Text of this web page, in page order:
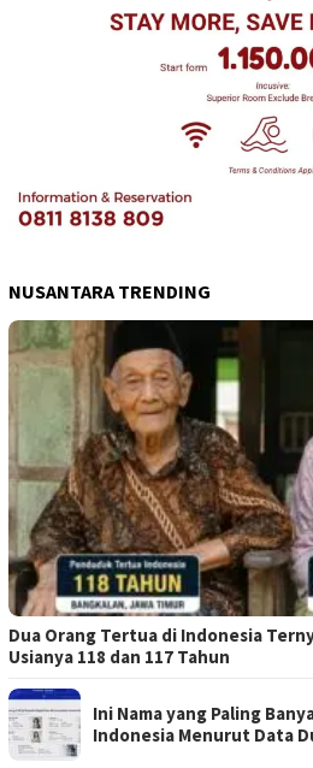
NUSANTARA TRENDING
Dua Orang Tertua di Indonesia
Usianya 118 dan 117 Tahun
Ini Nama yang Paling
Indonesia Menurut Data